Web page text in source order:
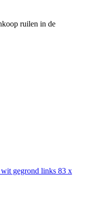
ruilen in de
gegrond links 83 x